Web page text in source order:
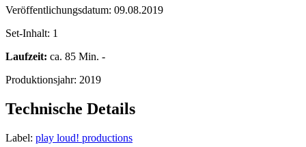
Veröffentlichungsdatum: 09.08.2019
Set-Inhalt: 1
Laufzeit: ca. 85 Min. -
Produktionsjahr: 2019
Technische Details
Label: play loud! productions